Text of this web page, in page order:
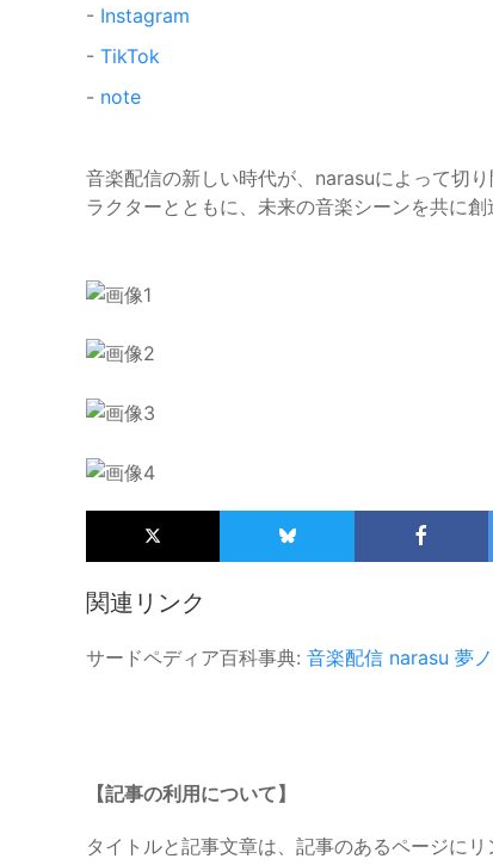
- Instagram
- TikTok
- note
音楽配信の新しい時代が、narasuによって切
ラクターとともに、未来の音楽シーンを共に創
関連リンク
サードペディア百科事典: 音楽配信 narasu 夢
【記事の利用について】
タイトルと記事文章は、記事のあるページに